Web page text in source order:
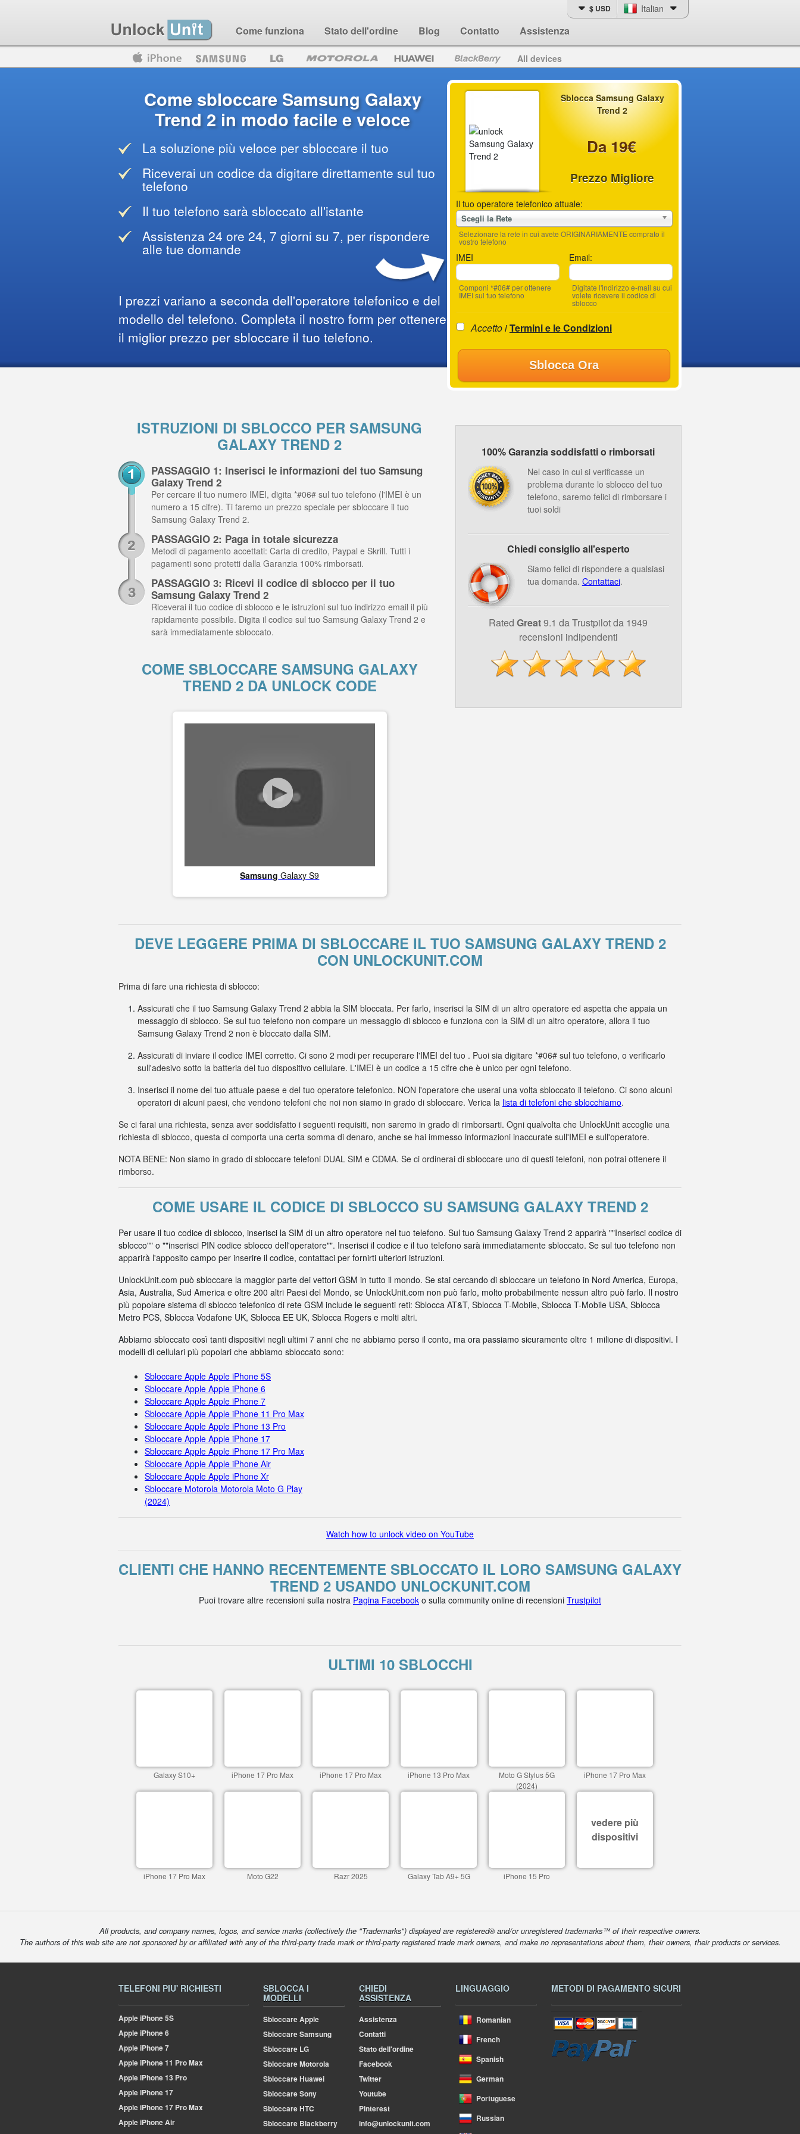
Come funziona Stato dell'ordine Blog Contatto Assistenza
$ USD Italian
Blackberry All devices
Sblocca Samsung Galaxy
Trend 2
Da 19€
Prezzo Migliore
Il tuo operatore telefonico attuale:
Scegli la Rete
Selezionare la rete in cui avete ORIGINARIAMENTE comprato il
vostro telefono
IMEI
Componi *#06# per ottenere
IMEI sul tuo telefono
Email:
Digitate l'indirizzo e-mail su cui
volete ricevere il codice di
sblocco
Accetto iTermini e le Condizioni
Sblocca Ora
Come sbloccare Samsung Galaxy
Trend 2 in modo facile e veloce
La soluzione più veloce per sbloccare il tuo
Riceverai un codice da digitare direttamente sul tuo
telefono
Il tuo telefono sarà sbloccato all'istante
Assistenza 24 ore 24, 7 giorni su 7, per rispondere
alle tue domande
I prezzi variano a seconda dell'operatore telefonico e del
modello del telefono. Completa il nostro form per ottenere
il miglior prezzo per sbloccare il tuo telefono.
ISTRUZIONI DI SBLOCCO PER SAMSUNG
GALAXY TREND 2
PASSAGGIO 1: Inserisci le informazioni del tuo Samsung
Galaxy Trend 2
Per cercare il tuo numero IMEI, digita *#06# sul tuo telefono (l'IMEI è un
numero a 15 cifre). Ti faremo un prezzo speciale per sbloccare il tuo
Samsung Galaxy Trend 2.
PASSAGGIO 2: Paga in totale sicurezza
Metodi di pagamento accettati: Carta di credito, Paypal e Skrill. Tutti i
pagamenti sono protetti dalla Garanzia 100% rimborsati.
PASSAGGIO 3: Ricevi il codice di sblocco per il tuo
Samsung Galaxy Trend 2
Riceverai il tuo codice di sblocco e le istruzioni sul tuo indirizzo email il più
rapidamente possibile. Digita il codice sul tuo Samsung Galaxy Trend 2 e
sarà immediatamente sbloccato.
COME SBLOCCARE SAMSUNG GALAXY
TREND 2 DA UNLOCK CODE
Samsung Galaxy S9
100% Garanzia soddisfatti o rimborsati
Nel caso in cui si verificasse un
problema durante lo sblocco del tuo
telefono, saremo felici di rimborsare i
tuoi soldi
Chiedi consiglio all'esperto
Siamo felici di rispondere a qualsiasi
tua domanda. Contattaci.
RatedGreat9.1 da Trustpilot da 1949
recensioni indipendenti
DEVE LEGGERE PRIMA DI SBLOCCARE IL TUO SAMSUNG GALAXY TREND 2
CON UNLOCKUNIT.COM
Prima di fare una richiesta di sblocco:
Assicurati che il tuo Samsung Galaxy Trend 2 abbia la SIM bloccata. Per farlo, inserisci la SIM di un altro operatore ed aspetta che appaia un
messaggio di sblocco. Se sul tuo telefono non compare un messaggio di sblocco e funziona con la SIM di un altro operatore, allora il tuo
Samsung Galaxy Trend 2 non è bloccato dalla SIM.
Assicurati di inviare il codice IMEI corretto. Ci sono 2 modi per recuperare l'IMEI del tuo . Puoi sia digitare *#06# sul tuo telefono, o verificarlo
sull'adesivo sotto la batteria del tuo dispositivo cellulare. L'IMEI è un codice a 15 cifre che è unico per ogni telefono.
Inserisci il nome del tuo attuale paese e del tuo operatore telefonico. NON l'operatore che userai una volta sbloccato il telefono. Ci sono alcuni
operatori di alcuni paesi, che vendono telefoni che noi non siamo in grado di sbloccare. Verica la lista di telefoni che sblocchiamo.
Se ci farai una richiesta, senza aver soddisfatto i seguenti requisiti, non saremo in grado di rimborsarti. Ogni qualvolta che UnlockUnit accoglie una
richiesta di sblocco, questa ci comporta una certa somma di denaro, anche se hai immesso informazioni inaccurate sull'IMEI e sull'operatore.
NOTA BENE: Non siamo in grado di sbloccare telefoni DUAL SIM e CDMA. Se ci ordinerai di sbloccare uno di questi telefoni, non potrai ottenere il
rimborso.
COME USARE IL CODICE DI SBLOCCO SU SAMSUNG GALAXY TREND 2
Per usare il tuo codice di sblocco, inserisci la SIM di un altro operatore nel tuo telefono. Sul tuo Samsung Galaxy Trend 2 apparirà ""Inserisci codice di
sblocco"" o ""inserisci PIN codice sblocco dell'operatore"". Inserisci il codice e il tuo telefono sarà immediatamente sbloccato. Se sul tuo telefono non
apparirà l'apposito campo per inserire il codice, contattaci per fornirti ulteriori istruzioni.
UnlockUnit.com può sbloccare la maggior parte dei vettori GSM in tutto il mondo. Se stai cercando di sbloccare un telefono in Nord America, Europa,
Asia, Australia, Sud America e oltre 200 altri Paesi del Mondo, se UnlockUnit.com non può farlo, molto probabilmente nessun altro può farlo. Il nostro
più popolare sistema di sblocco telefonico di rete GSM include le seguenti reti: Sblocca AT&T, Sblocca T-Mobile, Sblocca T-Mobile USA, Sblocca
Metro PCS, Sblocca Vodafone UK, Sblocca EE UK, Sblocca Rogers e molti altri.
Abbiamo sbloccato così tanti dispositivi negli ultimi 7 anni che ne abbiamo perso il conto, ma ora passiamo sicuramente oltre 1 milione di dispositivi. I
modelli di cellulari più popolari che abbiamo sbloccato sono:
Sbloccare Apple Apple iPhone 5S
Sbloccare Apple Apple iPhone 6
Sbloccare Apple Apple iPhone 7
Sbloccare Apple Apple iPhone 11 Pro Max
Sbloccare Apple Apple iPhone 13 Pro
Sbloccare Apple Apple iPhone 17
Sbloccare Apple Apple iPhone 17 Pro Max
Sbloccare Apple Apple iPhone Air
Sbloccare Apple Apple iPhone Xr
Sbloccare Motorola Motorola Moto G Play
(2024)
Watch how to unlock video on YouTube
CLIENTI CHE HANNO RECENTEMENTE SBLOCCATO IL LORO SAMSUNG GALAXY
TREND 2 USANDO UNLOCKUNIT.COM
Puoi trovare altre recensioni sulla nostra Pagina Facebook o sulla community online di recensioni Trustpilot
ULTIMI 10 SBLOCCHI
Galaxy S10+ iPhone 17 Pro Max iPhone 17 Pro Max iPhone 13 Pro Max
Moto G Stylus 5G
(2024)
iPhone 17 Pro Max
iPhone 17 Pro Max Moto G22 Razr 2025 Galaxy Tab A9+ 5G iPhone 15 Pro
vedere più
dispositivi
All products, and company names, logos, and service marks (collectively the "Trademarks") displayed are registered® and/or unregistered trademarks™ of their respective owners.
The authors of this web site are not sponsored by or affiliated with any of the third-party trade mark or third-party registered trade mark owners, and make no representations about them, their owners, their products or services.
TELEFONI PIU' RICHIESTI
AppleiPhone 5S
AppleiPhone 6
AppleiPhone 7
AppleiPhone 11 Pro Max
AppleiPhone 13 Pro
AppleiPhone 17
AppleiPhone 17 Pro Max
AppleiPhone Air
SBLOCCA I
MODELLI
Sbloccare Apple
Sbloccare Samsung
Sbloccare LG
Sbloccare Motorola
Sbloccare Huawei
Sbloccare Sony
Sbloccare HTC
Sbloccare Blackberry
CHIEDI
ASSISTENZA
Assistenza
Contatti
Stato dell'ordine
Facebook
Twitter
Youtube
Pinterest
info@unlockunit.com
LINGUAGGIO
Romanian
French
Spanish
German
Portuguese
Russian
METODI DI PAGAMENTO SICURI